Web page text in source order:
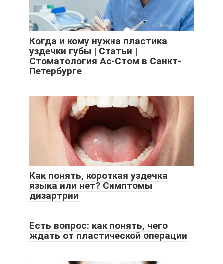
Когда и кому нужна пластика
уздечки губы | Статьи |
Стоматология Ас-Стом в Санкт-
Петербурге
Как понять, короткая уздечка
языка или нет? Симптомы
дизартрии
Есть вопрос: как понять, чего
ждать от пластической операции